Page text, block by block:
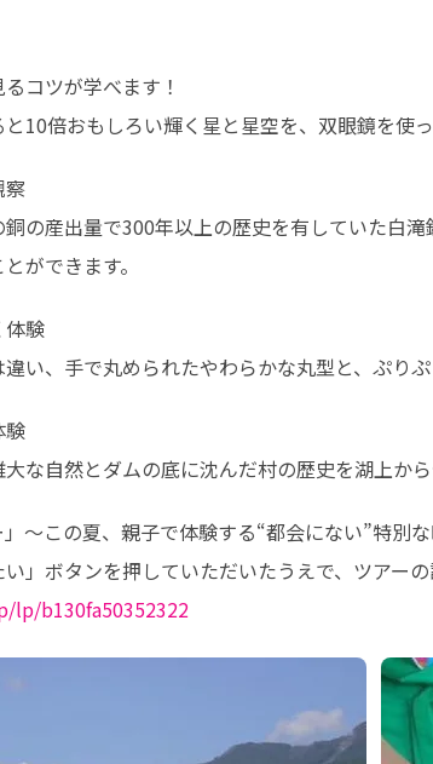
が学べます！
しろい輝く星と星空を、双眼鏡を使って
察
で300年以上の歴史を有していた白滝鉱
きます。
体験
丸められたやわらかな丸型と、ぷりぷり
験
ダムの底に沈んだ村の歴史を湖上から体
～この夏、親子で体験する“都会にない”特別
」ボタンを押していただいたうえで、ツアー
b130fa50352322